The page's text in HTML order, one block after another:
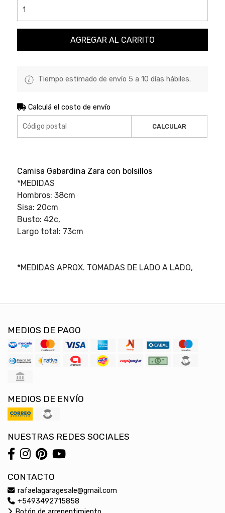
AGREGAR AL CARRITO
Tiempo estimado de envío 5 a 10 días hábiles.
Calculá el costo de envío
CALCULAR
Camisa Gabardina Zara con bolsillos
*MEDIDAS
Hombros: 38cm
Sisa: 20cm
Busto: 42c,
Largo total: 73cm
*MEDIDAS APROX. TOMADAS DE LADO A LADO,
MEDIOS DE PAGO
MEDIOS DE ENVÍO
NUESTRAS REDES SOCIALES
CONTACTO
rafaelagaragesale@gmail.com
+5493492715858